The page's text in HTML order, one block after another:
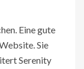
Eine gute
Sie
Serenity